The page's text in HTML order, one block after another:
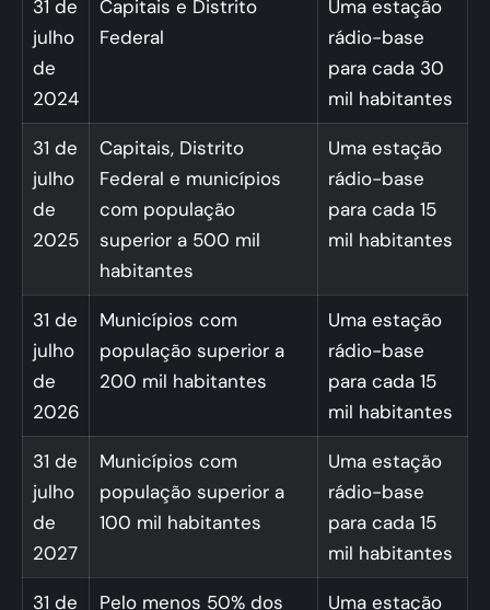
31 de
julho
de
2024
Capitais e Distrito
Federal
Uma estação
rádio-base
para cada 30
mil habitantes
31 de
julho
de
2025
Capitais, Distrito
Federal e municípios
com população
superior a 500 mil
habitantes
Uma estação
rádio-base
para cada 15
mil habitantes
31 de
julho
de
2026
Municípios com
população superior a
200 mil habitantes
Uma estação
rádio-base
para cada 15
mil habitantes
31 de
julho
de
2027
Municípios com
população superior a
100 mil habitantes
Uma estação
rádio-base
para cada 15
mil habitantes
31 de Pelo menos 50% dos Uma estação